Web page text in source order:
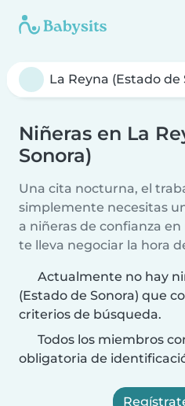
Niñeras en La
Sonora)
Una cita nocturna, el
simplemente necesitas
a niñeras de confianza
te lleva negociar la hora
Actualmente no hay
(Estado de Sonora) que
criterios de búsqueda.
Todos los miembros
obligatoria de